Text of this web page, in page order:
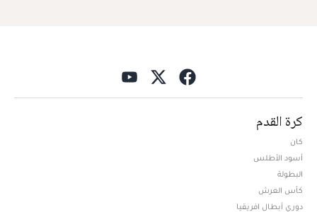
كرة القدم
كان
أسود الأطلس
البطولة
كأس العرش
دوري أبطال افريقيا